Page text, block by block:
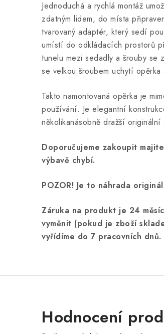
Jednoduchá a rychlá montáž
zdatným lidem, do místa
tvarovaný adaptér, který sedí
umístí do odkládacích prostorů
tunelu mezi sedadly a šrouby
se velkou šroubem uchytí
Takto namontovaná opěrka je
používání. Je elegantní
několikanásobně dražší originální
Doporučujeme zakoupit
výbavě chybí.
POZOR! Je to náhrada
Záruka na produkt je 24
vyměnit (pokud je zboží
vyřídíme do 7 pracovních dnů.
Hodnocení